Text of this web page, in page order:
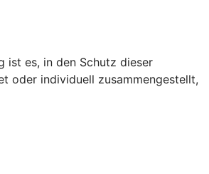
ist es, in den Schutz dieser
oder individuell zusammengestellt,